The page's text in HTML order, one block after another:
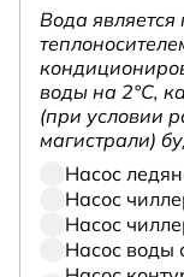
Вода
воды на 2°С,
(при условии
магистрали)
Насос
Насос
Насос
Насос воды